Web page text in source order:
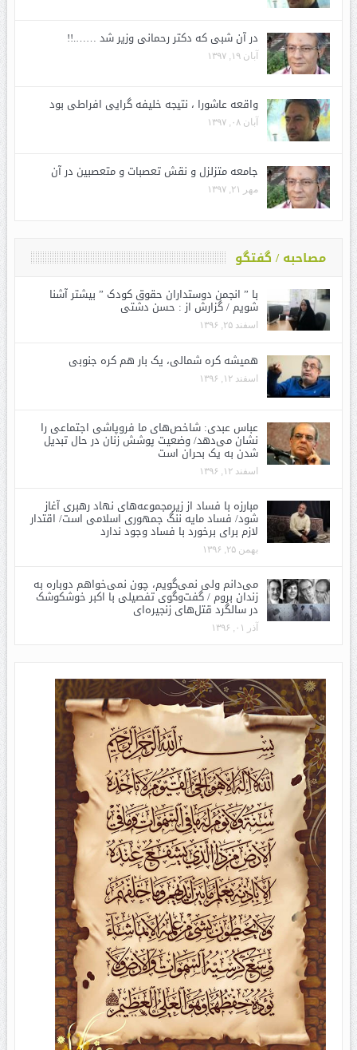
در آن شبی که دکتر رحمانی وزیر شد …….!!
آبان ۱۹, ۱۳۹۷
واقعه عاشورا ، نتیجه خلیفه گرایی افراطی بود
آبان ۰۸, ۱۳۹۷
جامعه متزلزل و نقش تعصبات و متعصبین در آن
مهر ۲۱, ۱۳۹۷
مصاحبه / گفتگو
با ” انجمن دوستداران حقوق کودک ” بیشتر آشنا
شویم / گزارش از : حسن دشتی
اسفند ۲۵, ۱۳۹۶
همیشه کره شمالی، یک بار هم کره جنوبی
اسفند ۱۲, ۱۳۹۶
عباس عبدی: شاخص‌های ما فروپاشی اجتماعی را
نشان می‌دهد/ وضعیت پوشش زنان در حال تبدیل
شدن به یک بحران است
اسفند ۱۲, ۱۳۹۶
مبارزه با فساد از زیرمجموعه‌های نهاد رهبری آغاز
شود/ فساد مایه ننگ جمهوری اسلامی است/ اقتدار
لازم برای برخورد با فساد وجود ندارد
بهمن ۲۵, ۱۳۹۶
می‌دانم ولی نمی‌گویم، چون نمی‌خواهم دوباره به
زندان بروم / گفت‌وگوی تفصیلی با اکبر خوشکوشک
در سالگرد قتل‌های زنجیره‌ای
آذر ۰۱, ۱۳۹۶